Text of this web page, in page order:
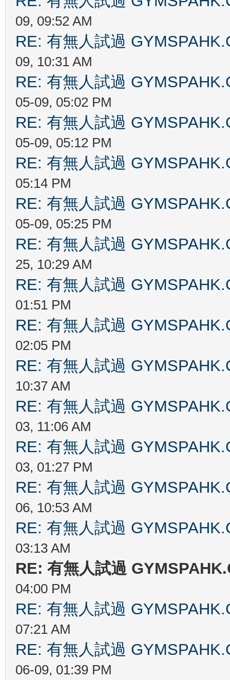
09, 09:52 AM
RE: 有無人試過
09, 10:31 AM
RE: 有無人試過
05-09, 05:02 PM
RE: 有無人試過
05-09, 05:12 PM
RE: 有無人試過
05:14 PM
RE: 有無人試過
05-09, 05:25 PM
RE: 有無人試過
25, 10:29 AM
RE: 有無人試過
01:51 PM
RE: 有無人試過
02:05 PM
RE: 有無人試過
10:37 AM
RE: 有無人試過
03, 11:06 AM
RE: 有無人試過
03, 01:27 PM
RE: 有無人試過
06, 10:53 AM
RE: 有無人試過
03:13 AM
RE: 有無人試過
04:00 PM
RE: 有無人試過
07:21 AM
RE: 有無人試過
06-09, 01:39 PM